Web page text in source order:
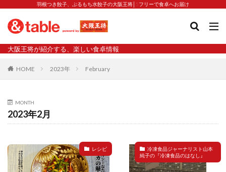
羽根つき餃子、ぷるもち水餃子の大阪王将│5フリーで食卓へお届け
大阪王将が紹介する、楽しい食卓情報
HOME 2023年 February
MONTH
2023年2月
レシピ
冷凍食品ジャーナリスト山本
純子の『冷凍食品のはなし』
タグ
2023新商品 炒飯の素
減塩
渡韓 渡韓ごっこ 炒飯
焼きそば
焼売と飲みたい
白くなる
小籠包
大阪王将 背徳のバターすぎるぎょうざ
天津飯
夫婦
宇都宮
宮崎辛麺 宮崎餃子
小籠包と飲みたい